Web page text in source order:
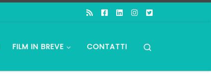
FILM IN BREVE CONTATTI